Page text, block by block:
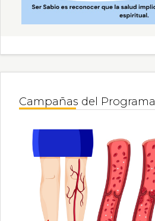
Venas
Varicosas
Campañas del Programa